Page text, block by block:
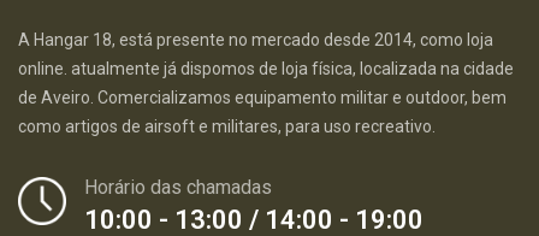
A Hangar 18, está presente no mercado desde 2014, como loja
online. atualmente já dispomos de loja física, localizada na cidade
de Aveiro. Comercializamos equipamento militar e outdoor, bem
como artigos de airsoft e militares, para uso recreativo.
Horário das chamadas
10:00 - 13:00 / 14:00 - 19:00